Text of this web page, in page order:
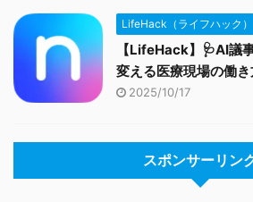
LifeHack（ライフハック）
【LifeHack】🩺AI議
変える医療現場の働
2025/10/17
スポンサーリン